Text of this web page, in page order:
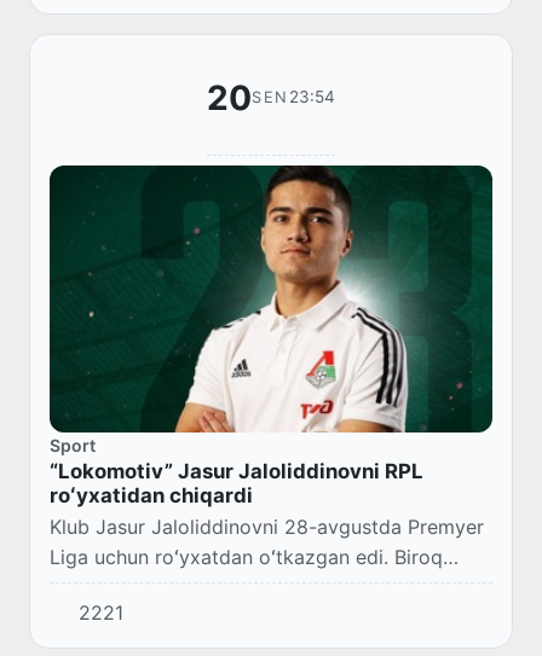
t...
20SEN 23:54
Sport
“Lokomotiv” Jasur Jaloliddinovni RPL
roʻyxatidan chiqardi
Klub Jasur Jaloliddinovni 28-avgustda Premyer
Liga uchun roʻyxatdan oʻtkazgan edi. Biroq
jamoa 19-sentyabr kuni Jasurni RPL roʻyxatidan
chiqardi.
2221